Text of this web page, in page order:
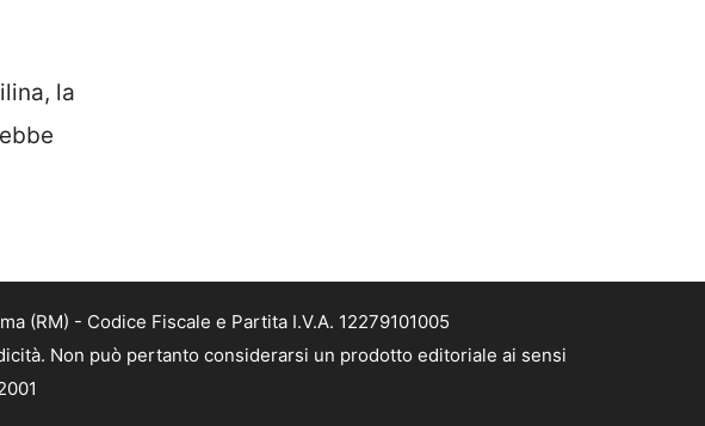
la
(RM) - Codice Fiscale e Partita I.V.A. 12279101005
Non può pertanto considerarsi un prodotto editoriale ai sensi